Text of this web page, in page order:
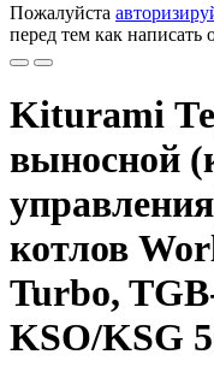
Пожалуйста
перед тем как написать
Kiturami
выносной
котлов
Turbo,
KSO/KSG